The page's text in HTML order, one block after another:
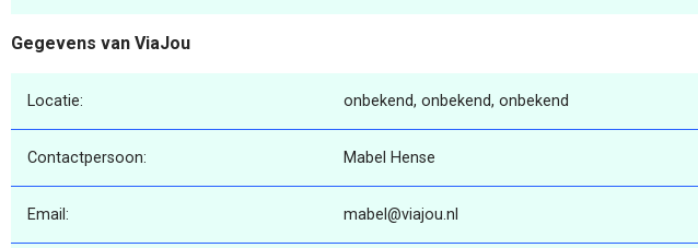
Gegevens van ViaJou
Locatie: onbekend, onbekend, onbekend
Contactpersoon: Mabel Hense
Email: mabel@viajou.nl